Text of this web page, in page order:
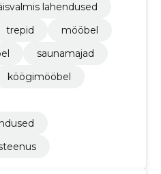
lahendused
trepid
mööbel
saunamajad
köögimööbel